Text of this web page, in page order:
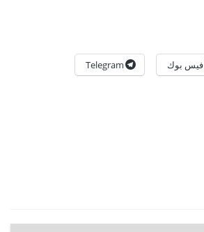
فيس بوك Telegram